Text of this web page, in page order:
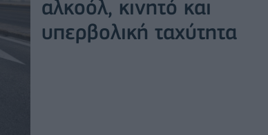
αλκοόλ, κινητό και
υπερβολική ταχύτητα